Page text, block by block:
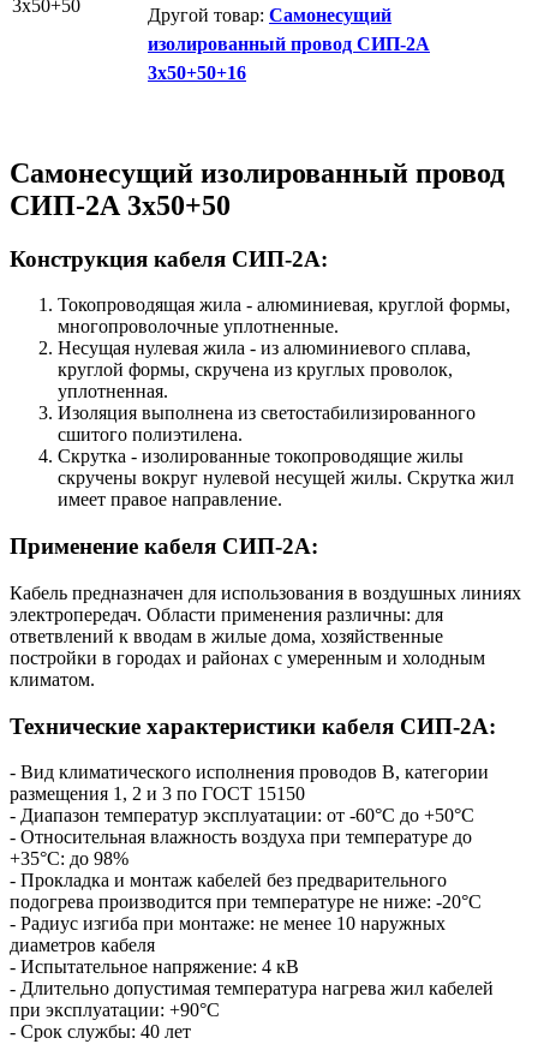
Другой товар: Самонесущий
изолированный провод СИП-2А
3х50+50+16
Самонесущий изолированный провод
СИП-2А 3х50+50
Конструкция кабеля СИП-2А:
Токопроводящая жила - алюминиевая, круглой формы,
многопроволочные уплотненные.
Несущая нулевая жила - из алюминиевого сплава,
круглой формы, скручена из круглых проволок,
уплотненная.
Изоляция выполнена из светостабилизированного
сшитого полиэтилена.
Скрутка - изолированные токопроводящие жилы
скручены вокруг нулевой несущей жилы. Скрутка жил
имеет правое направление.
Применение кабеля СИП-2А:
Кабель предназначен для использования в воздушных линиях
электропередач. Области применения различны: для
ответвлений к вводам в жилые дома, хозяйственные
постройки в городах и районах с умеренным и холодным
климатом.
Технические характеристики кабеля СИП-2А:
- Вид климатического исполнения проводов B, категории
размещения 1, 2 и 3 по ГОСТ 15150
- Диапазон температур эксплуатации: от -60°С до +50°С
- Относительная влажность воздуха при температуре до
+35°С: до 98%
- Прокладка и монтаж кабелей без предварительного
подогрева производится при температуре не ниже: -20°С
- Радиус изгиба при монтаже: не менее 10 наружных
диаметров кабеля
- Испытательное напряжение: 4 кВ
- Длительно допустимая температура нагрева жил кабелей
при эксплуатации: +90°С
- Срок службы: 40 лет